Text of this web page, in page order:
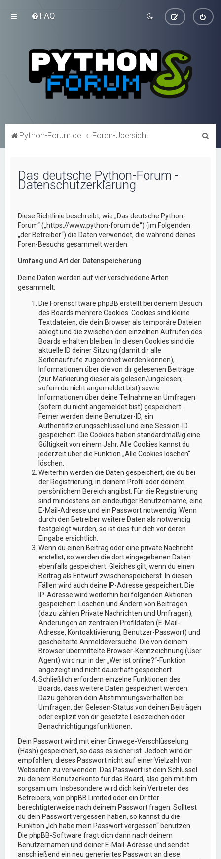
FAQ
Python-Forum.de Foren-Übersicht
Das deutsche Python-Forum -
Datenschutzerklärung
Diese Richtlinie beschreibt, wie „Das deutsche Python-
Forum“ („https://www.python-forum.de“) (im Folgenden
„der Betreiber“) die Daten verwendet, die während deines
Foren-Besuchs gesammelt werden.
Umfang und Art der Datenspeicherung
Deine Daten werden auf vier verschiedene Arten
gesammelt:
Die Forensoftware phpBB erstellt bei deinem Besuch
des Boards mehrere Cookies. Cookies sind kleine
Textdateien, die dein Browser als temporäre Dateien
ablegt und die zwischen den einzelnen Aufrufen des
Boards erhalten bleiben. In diesen Cookies sind die
aktuelle ID deiner Sitzung (damit dir alle
Seitenaufrufe zugeordnet werden können),
Informationen über die von dir gelesenen Beiträge
(zur Markierung dieser als gelesen/ungelesen;
sofern du nicht angemeldet bist) sowie
Informationen über deine Teilnahme an Umfragen
(sofern du nicht angemeldet bist) gespeichert.
Ferner werden deine Benutzer-ID, ein
Authentifizierungsschlüssel und eine Session-ID
gespeichert. Die Cookies haben standardmäßig eine
Gültigkeit von einem Jahr. Alle Cookies kannst du
jederzeit über die Funktion „Alle Cookies löschen“
löschen.
Weiterhin werden die Daten gespeichert, die du bei
der Registrierung, in deinem Profil oder deinem
persönlichem Bereich angibst. Für die Registrierung
sind mindestens ein eindeutiger Benutzername, eine
E-Mail-Adresse und ein Passwort notwendig. Wenn
durch den Betreiber weitere Daten als notwendig
festgelegt wurden, so ist dies für dich vor deren
Eingabe ersichtlich.
Wenn du einen Beitrag oder eine private Nachricht
erstellst, so werden die dort eingegebenen Daten
ebenfalls gespeichert. Gleiches gilt, wenn du einen
Beitrag als Entwurf zwischenspeicherst. In diesen
Fällen wird auch deine IP-Adresse gespeichert. Die
IP-Adresse wird weiterhin bei folgenden Aktionen
gespeichert: Löschen und Ändern von Beiträgen
(dazu zählen Private Nachrichten und Umfragen),
Änderungen an zentralen Profildaten (E-Mail-
Adresse, Kontoaktivierung, Benutzer-Passwort) und
gescheiterte Anmeldeversuche. Die von deinem
Browser übermittelte Browser-Kennzeichnung (User
Agent) wird nur in der „Wer ist online?“-Funktion
angezeigt und nicht dauerhaft gespeichert.
Schließlich erfordern einzelne Funktionen des
Boards, dass weitere Daten gespeichert werden.
Dazu gehören dein Abstimmungsverhalten bei
Umfragen, der Gelesen-Status von deinen Beiträgen
oder explizit von dir gesetzte Lesezeichen oder
Benachrichtigungsfunktionen.
Dein Passwort wird mit einer Einwege-Verschlüsselung
(Hash) gespeichert, so dass es sicher ist. Jedoch wird dir
empfohlen, dieses Passwort nicht auf einer Vielzahl von
Webseiten zu verwenden. Das Passwort ist dein Schlüssel
zu deinem Benutzerkonto für das Board, also geh mit ihm
sorgsam um. Insbesondere wird dich kein Vertreter des
Betreibers, von phpBB Limited oder ein Dritter
berechtigterweise nach deinem Passwort fragen. Solltest
du dein Passwort vergessen haben, so kannst du die
Funktion „Ich habe mein Passwort vergessen“ benutzen.
Die phpBB-Software fragt dich dann nach deinem
Benutzernamen und deiner E-Mail-Adresse und sendet
anschließend ein neu generiertes Passwort an diese